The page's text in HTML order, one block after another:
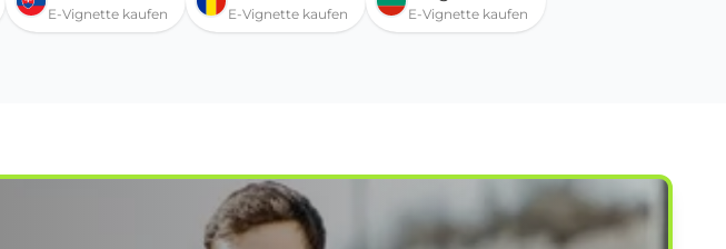
E-Vignette kaufen E-Vignette kaufen E-Vignette kaufen